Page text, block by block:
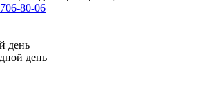
80-06
день
день